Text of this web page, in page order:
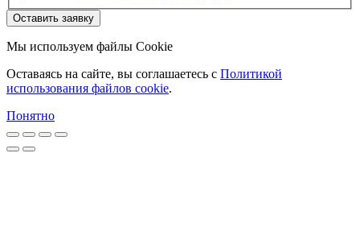
Оставить заявку
Мы используем файлы Cookie
Оставаясь на сайте, вы соглашаетесь c Политикой
использования файлов cookie.
Понятно